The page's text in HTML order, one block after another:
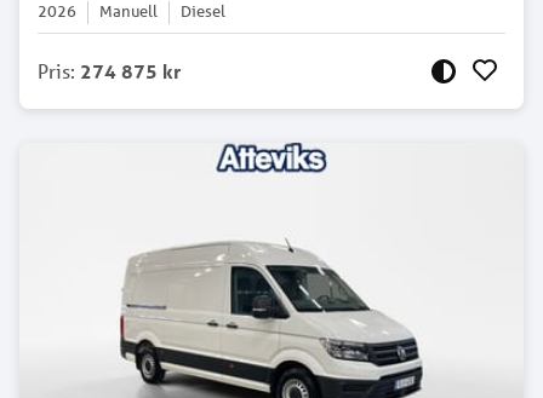
2026 Manuell Diesel
Pris: 274 875 kr